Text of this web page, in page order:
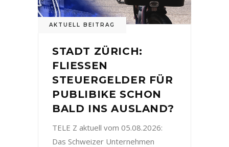
AKTUELL BEITRAG
STADT ZÜRICH:
FLIESSEN
STEUERGELDER FÜR
PUBLIBIKE SCHON
BALD INS AUSLAND?
TELE Z aktuell vom 05.08.2026:
Das Schweizer Unternehmen